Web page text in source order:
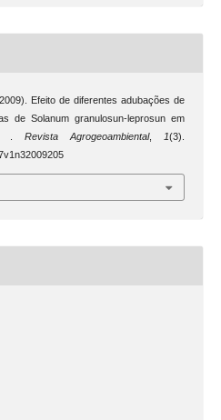
Efeito de diferentes adubações de
de Solanum granulosun-leprosun em
. Revista Agrogeoambiental, 1(3).